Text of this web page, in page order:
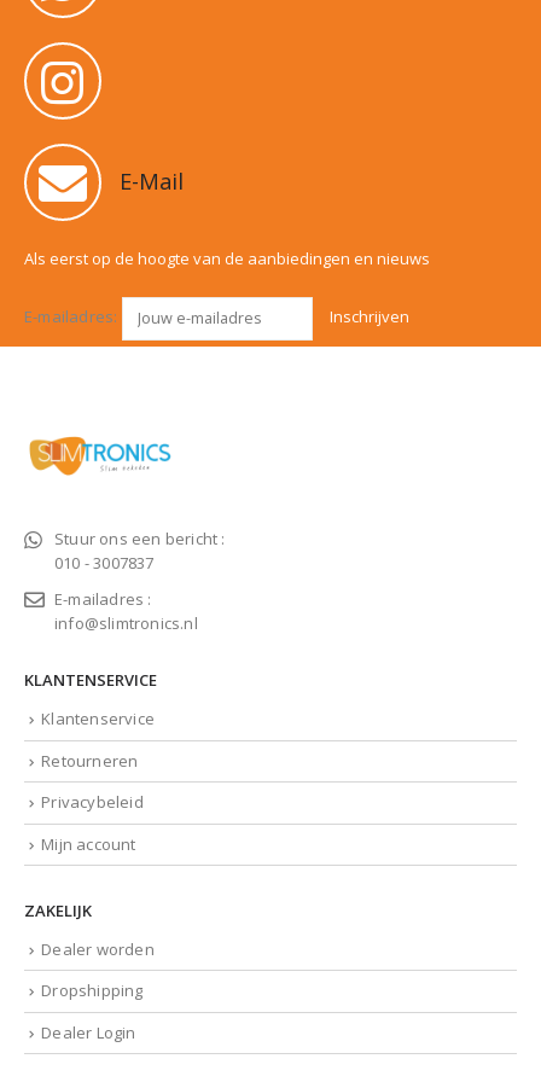
E-Mail
Als eerst op de hoogte van de aanbiedingen en nieuws
E-mailadres:
Stuur ons een bericht :
010 - 3007837
E-mailadres :
info@slimtronics.nl
KLANTENSERVICE
Klantenservice
Retourneren
Privacybeleid
Mijn account
ZAKELIJK
Dealer worden
Dropshipping
Dealer Login